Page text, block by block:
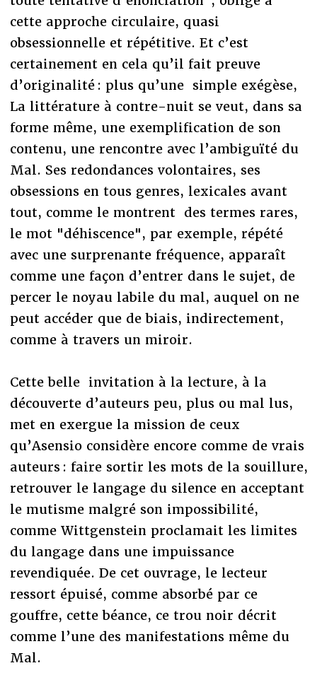
cette approche circulaire, quasi
obsessionnelle et répétitive. Et c’est
certainement en cela qu’il fait preuve
d’originalité : plus qu’une simple exégèse,
La littérature à contre-nuit se veut, dans sa
forme même, une exemplification de son
contenu, une rencontre avec l’ambiguïté du
Mal. Ses redondances volontaires, ses
obsessions en tous genres, lexicales avant
tout, comme le montrent des termes rares,
le mot "déhiscence", par exemple, répété
avec une surprenante fréquence, apparaît
comme une façon d’entrer dans le sujet, de
percer le noyau labile du mal, auquel on ne
peut accéder que de biais, indirectement,
comme à travers un miroir.
Cette belle invitation à la lecture, à la
découverte d’auteurs peu, plus ou mal lus,
met en exergue la mission de ceux
qu’Asensio considère encore comme de vrais
auteurs : faire sortir les mots de la souillure,
retrouver le langage du silence en acceptant
le mutisme malgré son impossibilité,
comme Wittgenstein proclamait les limites
du langage dans une impuissance
revendiquée. De cet ouvrage, le lecteur
ressort épuisé, comme absorbé par ce
gouffre, cette béance, ce trou noir décrit
comme l’une des manifestations même du
Mal.